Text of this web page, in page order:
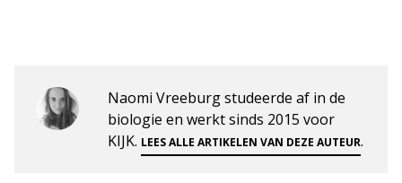
Naomi Vreeburg studeerde af in de
biologie en werkt sinds 2015 voor
KIJK. LEES ALLE ARTIKELEN VAN DEZE AUTEUR.